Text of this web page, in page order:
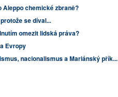
chemické zbraně?
se díval...
omezit lidská práva?
Evropy
nacionalismus a Mariánský přík...